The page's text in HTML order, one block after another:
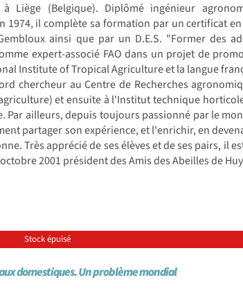
Liège (Belgique). Diplômé ingénieur
1974, il complète sa formation par un certificat
ainsi que par un D.E.S. "Former des
expert-associé FAO dans un projet de
Institute of Tropical Agriculture et la langue
chercheur au Centre de Recherches
et ensuite à l'Institut technique
Par ailleurs, depuis toujours passionné par le
partager son expérience, et l'enrichir, en
Très apprécié de ses élèves et de ses pairs, il
2001 président des Amis des Abeilles de
Stock épuisé
domestiques. Un problème mondial